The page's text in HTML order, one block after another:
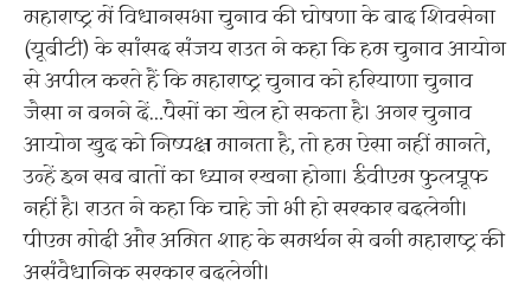
महाराष्ट्र में विधानसभा चुनाव की घोषणा के बाद शिवसेना
(यूबीटी) के सांसद संजय राउत ने कहा कि हम चुनाव आयोग
से अपील करते हैं कि महाराष्ट्र चुनाव को हरियाणा चुनाव
जैसा न बनने दें…पैसों का खेल हो सकता है। अगर चुनाव
आयोग खुद को निष्पक्ष मानता है, तो हम ऐसा नहीं मानते,
उन्हें इन सब बातों का ध्यान रखना होगा। ईवीएम फुलप्रूफ
नहीं है। राउत ने कहा कि चाहे जो भी हो सरकार बदलेगी।
पीएम मोदी और अमित शाह के समर्थन से बनी महाराष्ट्र की
असंवैधानिक सरकार बदलेगी।